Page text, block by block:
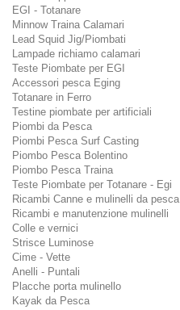
EGI - Totanare
Minnow Traina Calamari
Lead Squid Jig/Piombati
Lampade richiamo calamari
Teste Piombate per EGI
Accessori pesca Eging
Totanare in Ferro
Testine piombate per artificiali
Piombi da Pesca
Piombi Pesca Surf Casting
Piombo Pesca Bolentino
Piombo Pesca Traina
Teste Piombate per Totanare - Egi
Ricambi Canne e mulinelli da pesca
Ricambi e manutenzione mulinelli
Colle e vernici
Strisce Luminose
Cime - Vette
Anelli - Puntali
Placche porta mulinello
Kayak da Pesca